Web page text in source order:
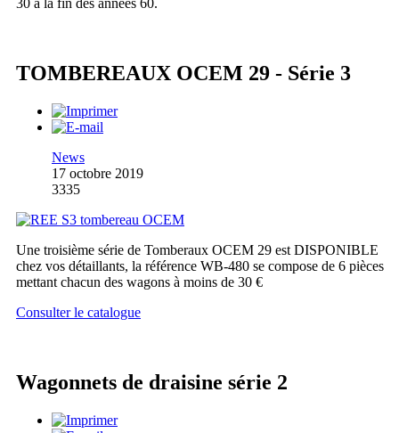
30 à la fin des années 60.
TOMBEREAUX OCEM 29 - Série 3
News
17 octobre 2019
3335
Une troisième série de Tomberaux OCEM 29 est DISPONIBLE
chez vos détaillants, la référence WB-480 se compose de 6 pièces
mettant chacun des wagons à moins de 30 €
Consulter le catalogue
Wagonnets de draisine série 2